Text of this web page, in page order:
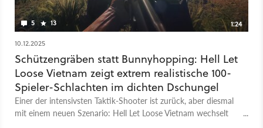
5 13
1:24
10.12.2025
Schützengräben statt Bunnyhopping: Hell Let
Loose Vietnam zeigt extrem realistische 100-
Spieler-Schlachten im dichten Dschungel
Einer der intensivsten Taktik-Shooter ist zurück, aber diesmal
mit einem neuen Szenario: Hell Let Loose Vietnam wechselt